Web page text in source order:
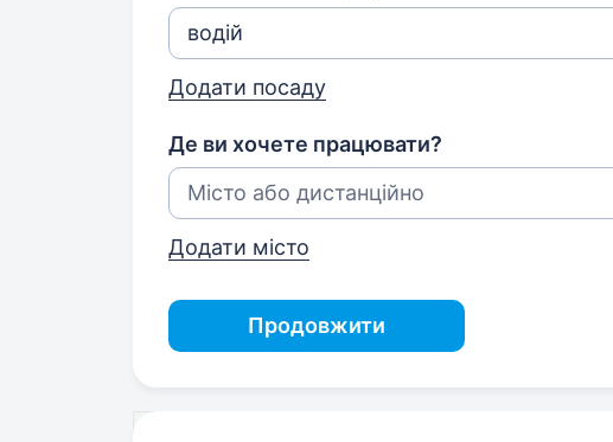
Додати посаду
Де ви хочете працювати?
Додати місто
Продовжити